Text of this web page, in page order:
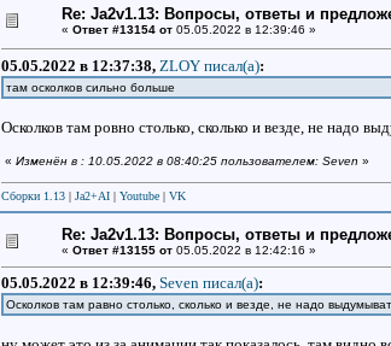
Re: Ja2v1.13: Вопросы, ответы и
« Ответ #13154 от 05.05.2022 в 12:39:46 »
05.05.2022 в 12:37:38, ZLOY писал(a):
там осколков сильно больше
Осколков там ровно столько, сколько и везде, не надо
« Изменён в : 10.05.2022 в 08:40:25 пользователем: Seven »
Сборки 1.13 | Ja2+AI | Youtube | VK
Re: Ja2v1.13: Вопросы, ответы и
« Ответ #13155 от 05.05.2022 в 12:42:16 »
05.05.2022 в 12:39:46, Seven писал(a):
Осколков там равно столько, сколько и везде, не надо